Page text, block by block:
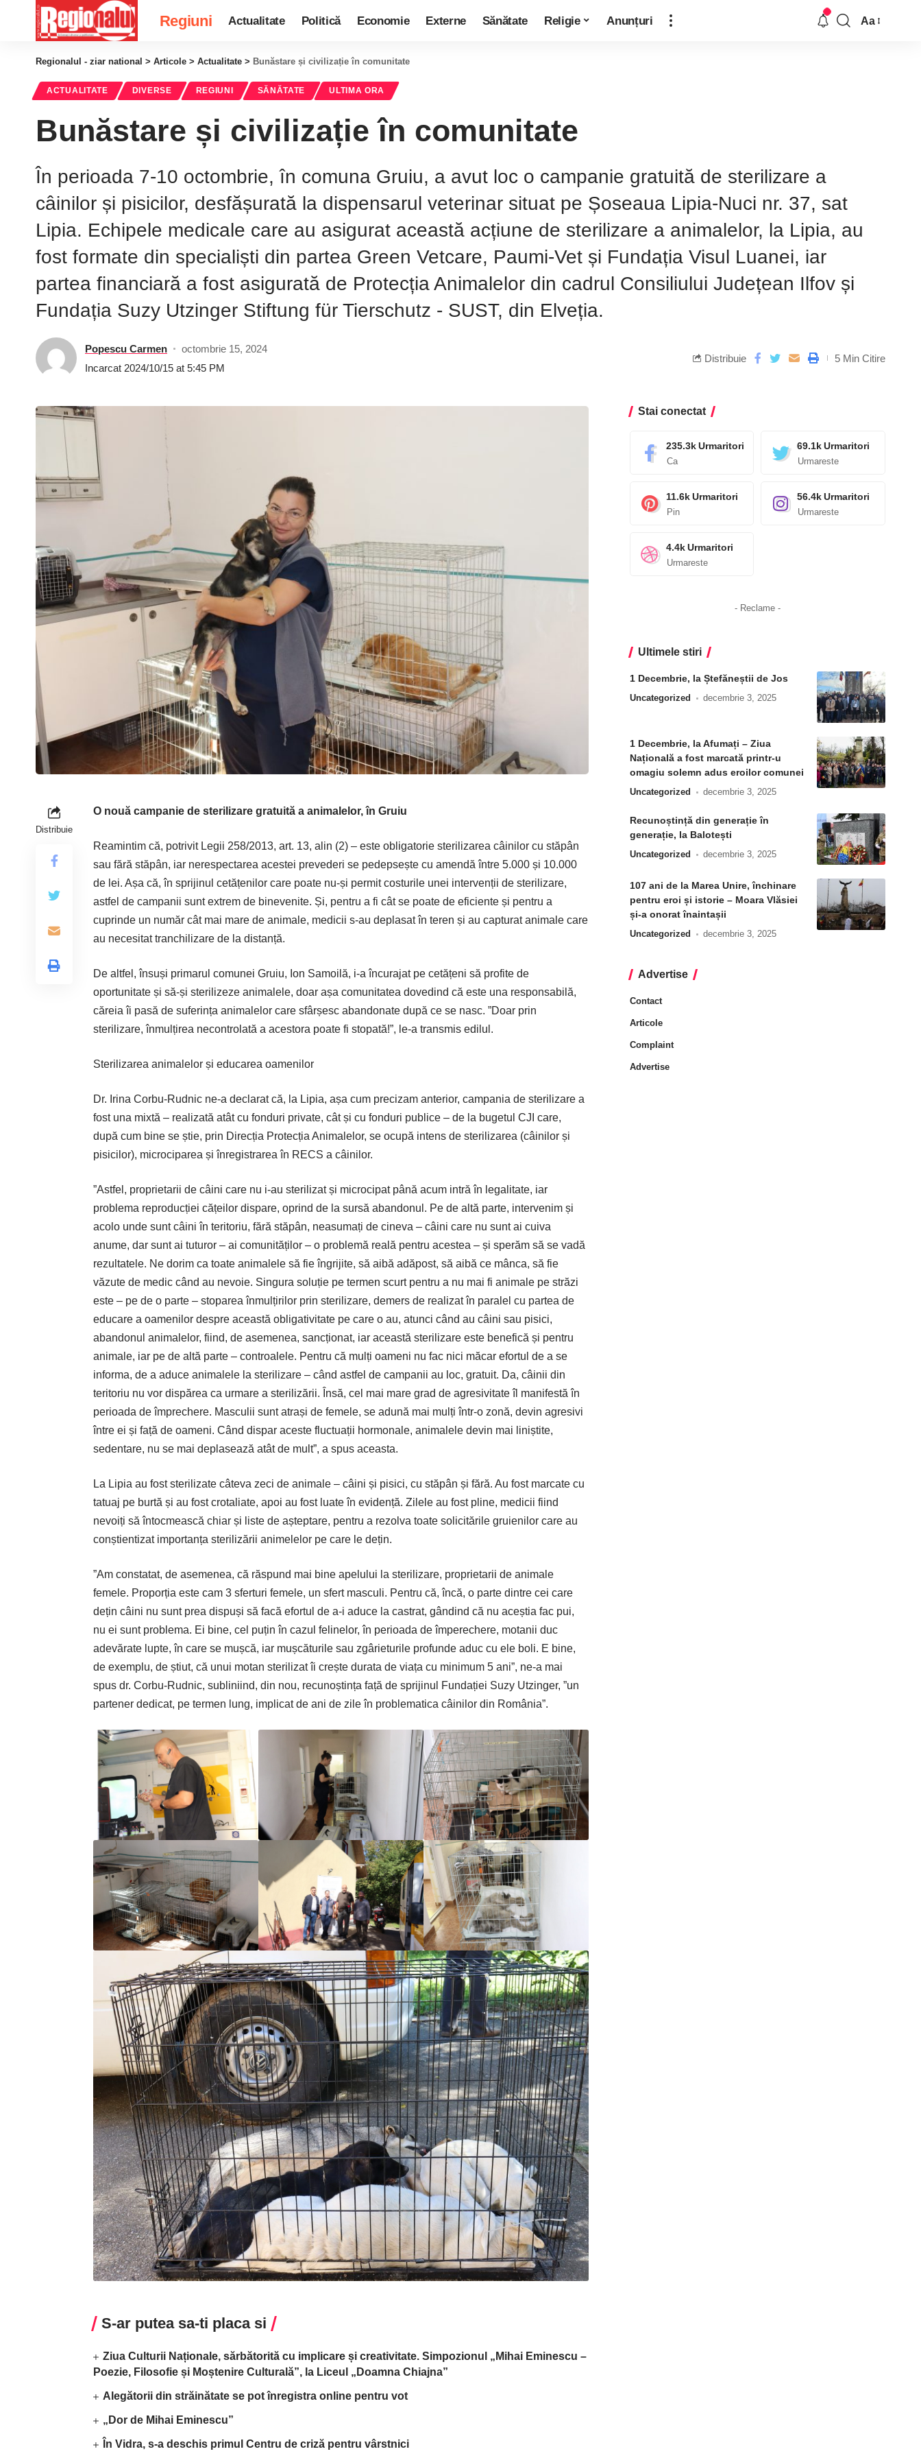
Regiuni Actualitate Politică Economie Externe Sănătate Religie Anunțuri Aa
Regionalul - ziar national > Articole > Actualitate > Bunăstare și civilizație în comunitate
ACTUALITATE DIVERSE REGIUNI SĂNĂTATE ULTIMA ORA
Bunăstare și civilizație în comunitate
În perioada 7-10 octombrie, în comuna Gruiu, a avut loc o campanie gratuită de sterilizare a
câinilor și pisicilor, desfășurată la dispensarul veterinar situat pe Șoseaua Lipia-Nuci nr. 37, sat
Lipia. Echipele medicale care au asigurat această acțiune de sterilizare a animalelor, la Lipia, au
fost formate din specialiști din partea Green Vetcare, Paumi-Vet și Fundația Visul Luanei, iar
partea financiară a fost asigurată de Protecția Animalelor din cadrul Consiliului Județean Ilfov și
Fundația Suzy Utzinger Stiftung für Tierschutz - SUST, din Elveția.
Popescu Carmen
octombrie 15, 2024
Incarcat 2024/10/15 at 5:45 PM
Distribuie 5 Min Citire
Distribuie
O nouă campanie de sterilizare gratuită a animalelor, în Gruiu
Reamintim că, potrivit Legii 258/2013, art. 13, alin (2) – este obligatorie sterilizarea câinilor cu stăpân
sau fără stăpân, iar nerespectarea acestei prevederi se pedepsește cu amendă între 5.000 și 10.000
de lei. Așa că, în sprijinul cetățenilor care poate nu-și permit costurile unei intervenții de sterilizare,
astfel de campanii sunt extrem de binevenite. Și, pentru a fi cât se poate de eficiente și pentru a
cuprinde un număr cât mai mare de animale, medicii s-au deplasat în teren și au capturat animale care
au necesitat tranchilizare de la distanță.
De altfel, însuși primarul comunei Gruiu, Ion Samoilă, i-a încurajat pe cetățeni să profite de
oportunitate și să-și sterilizeze animalele, doar așa comunitatea dovedind că este una responsabilă,
căreia îi pasă de suferința animalelor care sfârșesc abandonate după ce se nasc. ”Doar prin
sterilizare, înmulțirea necontrolată a acestora poate fi stopată!”, le-a transmis edilul.
Sterilizarea animalelor și educarea oamenilor
Dr. Irina Corbu-Rudnic ne-a declarat că, la Lipia, așa cum precizam anterior, campania de sterilizare a
fost una mixtă – realizată atât cu fonduri private, cât și cu fonduri publice – de la bugetul CJI care,
după cum bine se știe, prin Direcția Protecția Animalelor, se ocupă intens de sterilizarea (câinilor și
pisicilor), microciparea și înregistrarea în RECS a câinilor.
”Astfel, proprietarii de câini care nu i-au sterilizat și microcipat până acum intră în legalitate, iar
problema reproducției cățeilor dispare, oprind de la sursă abandonul. Pe de altă parte, intervenim și
acolo unde sunt câini în teritoriu, fără stăpân, neasumați de cineva – câini care nu sunt ai cuiva
anume, dar sunt ai tuturor – ai comunităților – o problemă reală pentru acestea – și sperăm să se vadă
rezultatele. Ne dorim ca toate animalele să fie îngrijite, să aibă adăpost, să aibă ce mânca, să fie
văzute de medic când au nevoie. Singura soluție pe termen scurt pentru a nu mai fi animale pe străzi
este – pe de o parte – stoparea înmulțirilor prin sterilizare, demers de realizat în paralel cu partea de
educare a oamenilor despre această obligativitate pe care o au, atunci când au câini sau pisici,
abandonul animalelor, fiind, de asemenea, sancționat, iar această sterilizare este benefică și pentru
animale, iar pe de altă parte – controalele. Pentru că mulți oameni nu fac nici măcar efortul de a se
informa, de a aduce animalele la sterilizare – când astfel de campanii au loc, gratuit. Da, câinii din
teritoriu nu vor dispărea ca urmare a sterilizării. Însă, cel mai mare grad de agresivitate îl manifestă în
perioada de împrechere. Masculii sunt atrași de femele, se adună mai mulți într-o zonă, devin agresivi
între ei și față de oameni. Când dispar aceste fluctuații hormonale, animalele devin mai liniștite,
sedentare, nu se mai deplasează atât de mult”, a spus aceasta.
La Lipia au fost sterilizate câteva zeci de animale – câini și pisici, cu stăpân și fără. Au fost marcate cu
tatuaj pe burtă și au fost crotaliate, apoi au fost luate în evidență. Zilele au fost pline, medicii fiind
nevoiți să întocmească chiar și liste de așteptare, pentru a rezolva toate solicitările gruienilor care au
conștientizat importanța sterilizării animelelor pe care le dețin.
”Am constatat, de asemenea, că răspund mai bine apelului la sterilizare, proprietarii de animale
femele. Proporția este cam 3 sferturi femele, un sfert masculi. Pentru că, încă, o parte dintre cei care
dețin câini nu sunt prea dispuși să facă efortul de a-i aduce la castrat, gândind că nu aceștia fac pui,
nu ei sunt problema. Ei bine, cel puțin în cazul felinelor, în perioada de împerechere, motanii duc
adevărate lupte, în care se mușcă, iar mușcăturile sau zgârieturile profunde aduc cu ele boli. E bine,
de exemplu, de știut, că unui motan sterilizat îi crește durata de viața cu minimum 5 ani”, ne-a mai
spus dr. Corbu-Rudnic, subliniind, din nou, recunoștința față de sprijinul Fundației Suzy Utzinger, ”un
partener dedicat, pe termen lung, implicat de ani de zile în problematica câinilor din România”.
S-ar putea sa-ti placa si
Ziua Culturii Naționale, sărbătorită cu implicare și creativitate. Simpozionul „Mihai Eminescu –
Poezie, Filosofie și Moștenire Culturală”, la Liceul „Doamna Chiajna”
Alegătorii din străinătate se pot înregistra online pentru vot
„Dor de Mihai Eminescu”
În Vidra, s-a deschis primul Centru de criză pentru vârstnici
Stai conectat
235.3k Urmaritori
Ca
69.1k Urmaritori
Urmareste
11.6k Urmaritori
Pin
56.4k Urmaritori
Urmareste
4.4k Urmaritori
Urmareste
- Reclame -
Ultimele stiri
1 Decembrie, la Ștefăneștii de Jos
Uncategorized decembrie 3, 2025
1 Decembrie, la Afumați – Ziua
Națională a fost marcată printr-u
omagiu solemn adus eroilor comunei
Uncategorized decembrie 3, 2025
Recunoștință din generație în
generație, la Balotești
Uncategorized decembrie 3, 2025
107 ani de la Marea Unire, închinare
pentru eroi și istorie – Moara Vlăsiei
și-a onorat înaintașii
Uncategorized decembrie 3, 2025
Advertise
Contact
Articole
Complaint
Advertise